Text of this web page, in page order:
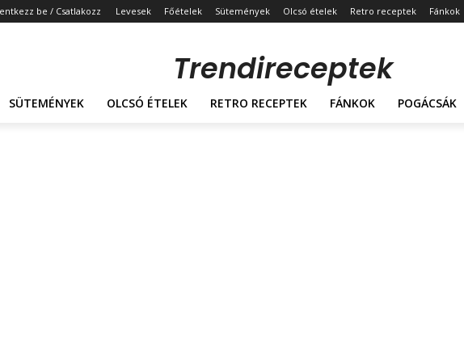
be / Csatlakozz Levesek Főételek Sütemények Olcsó ételek Retro receptek Fánkok
Trendireceptek
SÜTEMÉNYEK OLCSÓ ÉTELEK RETRO RECEPTEK FÁNKOK POGÁCSÁK